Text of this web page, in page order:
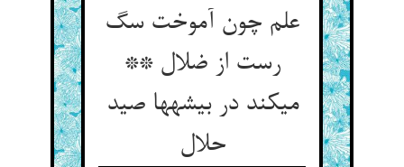
علم چون آموخت سگ
رست از ضلال **
می‏کند در بیشه‏ها صید
حلال‏